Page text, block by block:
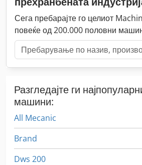
ормар:812 мм, висина на
влезна фреквенција:
, Опрема:
бесконечно варирање,
сепаратор за маслена магла,
Сега пребарајте го целиот
повеќе од 200.000 половни
Разгледајте ги
машини:
All Mecanic
Brand
Dws 200